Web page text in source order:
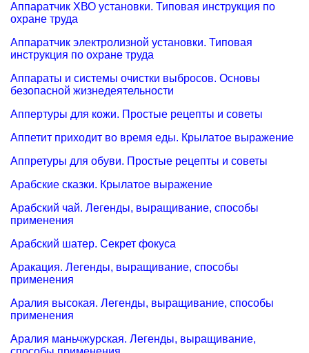
Аппаратчик ХВО установки. Типовая инструкция по
охране труда
Аппаратчик электролизной установки. Типовая
инструкция по охране труда
Аппараты и системы очистки выбросов. Основы
безопасной жизнедеятельности
Аппертуры для кожи. Простые рецепты и советы
Аппетит приходит во время еды. Крылатое выражение
Аппретуры для обуви. Простые рецепты и советы
Арабские сказки. Крылатое выражение
Арабский чай. Легенды, выращивание, способы
применения
Арабский шатер. Секрет фокуса
Аракация. Легенды, выращивание, способы
применения
Аралия высокая. Легенды, выращивание, способы
применения
Аралия маньчжурская. Легенды, выращивание,